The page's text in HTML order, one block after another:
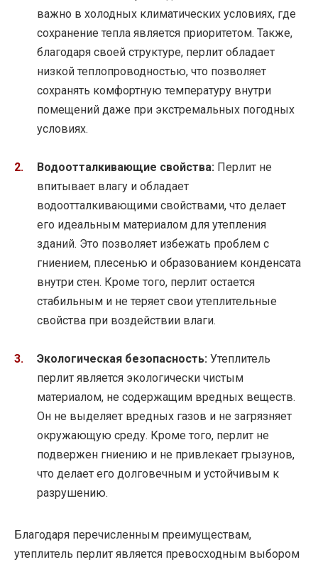
важно в холодных климатических условиях, где
сохранение тепла является приоритетом. Также,
благодаря своей структуре, перлит обладает
низкой теплопроводностью, что позволяет
сохранять комфортную температуру внутри
помещений даже при экстремальных погодных
условиях.
Водоотталкивающие свойства: Перлит не
впитывает влагу и обладает
водоотталкивающими свойствами, что делает
его идеальным материалом для утепления
зданий. Это позволяет избежать проблем с
гниением, плесенью и образованием конденсата
внутри стен. Кроме того, перлит остается
стабильным и не теряет свои утеплительные
свойства при воздействии влаги.
Экологическая безопасность: Утеплитель
перлит является экологически чистым
материалом, не содержащим вредных веществ.
Он не выделяет вредных газов и не загрязняет
окружающую среду. Кроме того, перлит не
подвержен гниению и не привлекает грызунов,
что делает его долговечным и устойчивым к
разрушению.
Благодаря перечисленным преимуществам,
утеплитель перлит является превосходным выбором